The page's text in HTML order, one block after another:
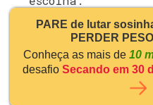
PARE de lutar
PERDER
Conheça as mais de 10
desafio Secando em 30